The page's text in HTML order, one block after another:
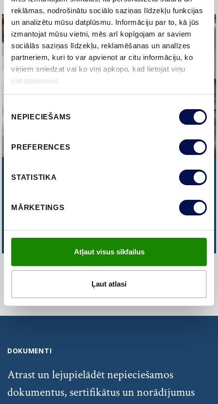
reklāmas, nodrošinātu sociālo saziņas līdzekļu funkcijas
un analizētu mūsu datplūsmu. Informāciju par to, kā jūs
izmantojat mūsu vietni, mēs arī kopīgojam ar saviem
sociālās saziņas līdzekļu, reklamēšanas un analīzes
partneriem, kuri to var apvienot ar citu informāciju, ko
viņiem sniedzat vai ko viņi apkopo, kad lietojat viņu
pakalpojumus.
izvēle
NEPIECIEŠAMS
PREFERENCES
STATISTIKA
MĀRKETINGS
Atļaut visus sīkfailus
Ļaut atlasi
NEVARAT ATRAST TO, KO
DOKUMENTI
Atrast un lejupielādēt nepieciešamos
dokumentus, sertifikātus un norādījumus